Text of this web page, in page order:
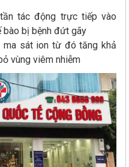
tác động trực tiếp vào
bào bị bệnh đứt gãy
sát ion từ đó tăng khả
vùng viêm nhiễm